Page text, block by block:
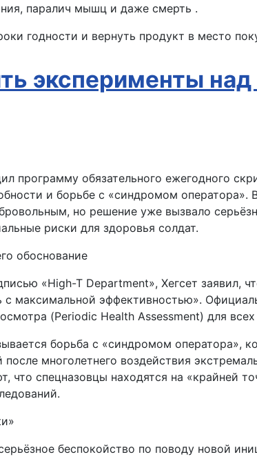
паралич мышц и даже смерть .
годности и вернуть продукт в место
эксперименты
программу обязательного ежегодного
и борьбе с «синдромом
но решение уже вызвало
риски для здоровья солдат.
обоснование
«High-T Department», Хегсет заявил,
с максимальной эффективностью».
(Periodic Health Assessment) для
борьба с «синдромом оператора»,
многолетнего воздействия
спецназовцы находятся на «крайней
беспокойство по поводу новой